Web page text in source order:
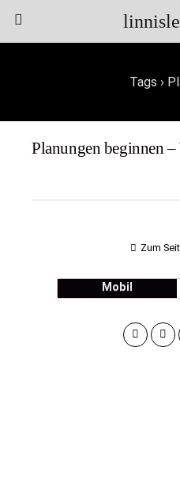
Tags ›
Planungen beginnen
Zum
Mobil